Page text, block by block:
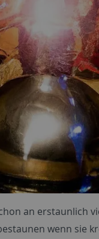
an erstaunlich
wenn sie